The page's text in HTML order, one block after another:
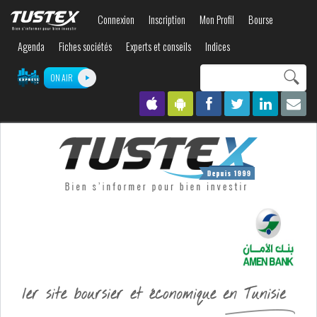
contenu
Connexion Inscription Mon Profil
Bourse
Agenda
Fiches sociétés Experts et conseils Indices
ON AIR
recherche